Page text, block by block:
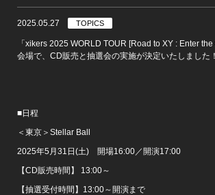
2025.05.27 TOPICS
「xikers 2025 WORLD TOUR [Road to XY : Enter the
会場で、CD販売と抽選会の実施が決定いたしました！
■日程
＜東京＞Stellar Ball
2025年5月31日(土) 開場16:00／開演17:00
【CD販売時間】 13:00～
【抽選受付時間】13:00～開演まで